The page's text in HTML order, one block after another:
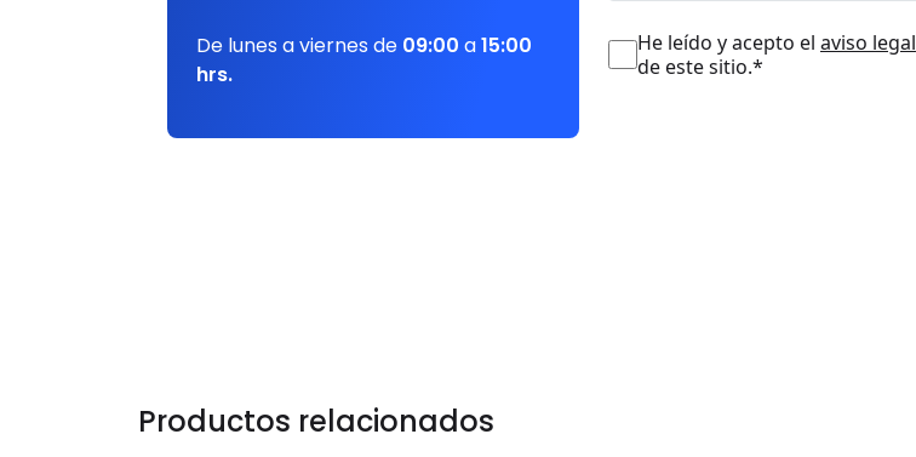
De lunes a viernes de 09:00 a15:00
hrs.
He leído y acepto el aviso legal
de este sitio.*
Productos relacionados